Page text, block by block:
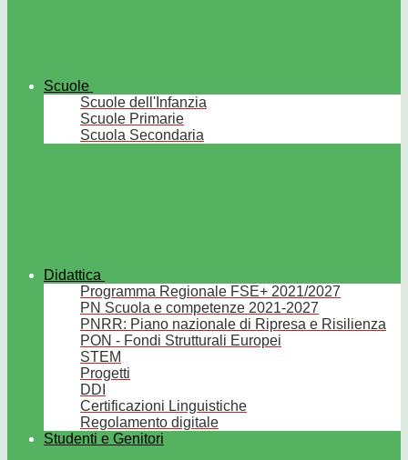
Scuole
Scuole dell'Infanzia
Scuole Primarie
Scuola Secondaria
Didattica
Programma Regionale FSE+ 2021/2027
PN Scuola e competenze 2021-2027
PNRR: Piano nazionale di Ripresa e Risilienza
PON - Fondi Strutturali Europei
STEM
Progetti
DDI
Certificazioni Linguistiche
Regolamento digitale
Studenti e Genitori